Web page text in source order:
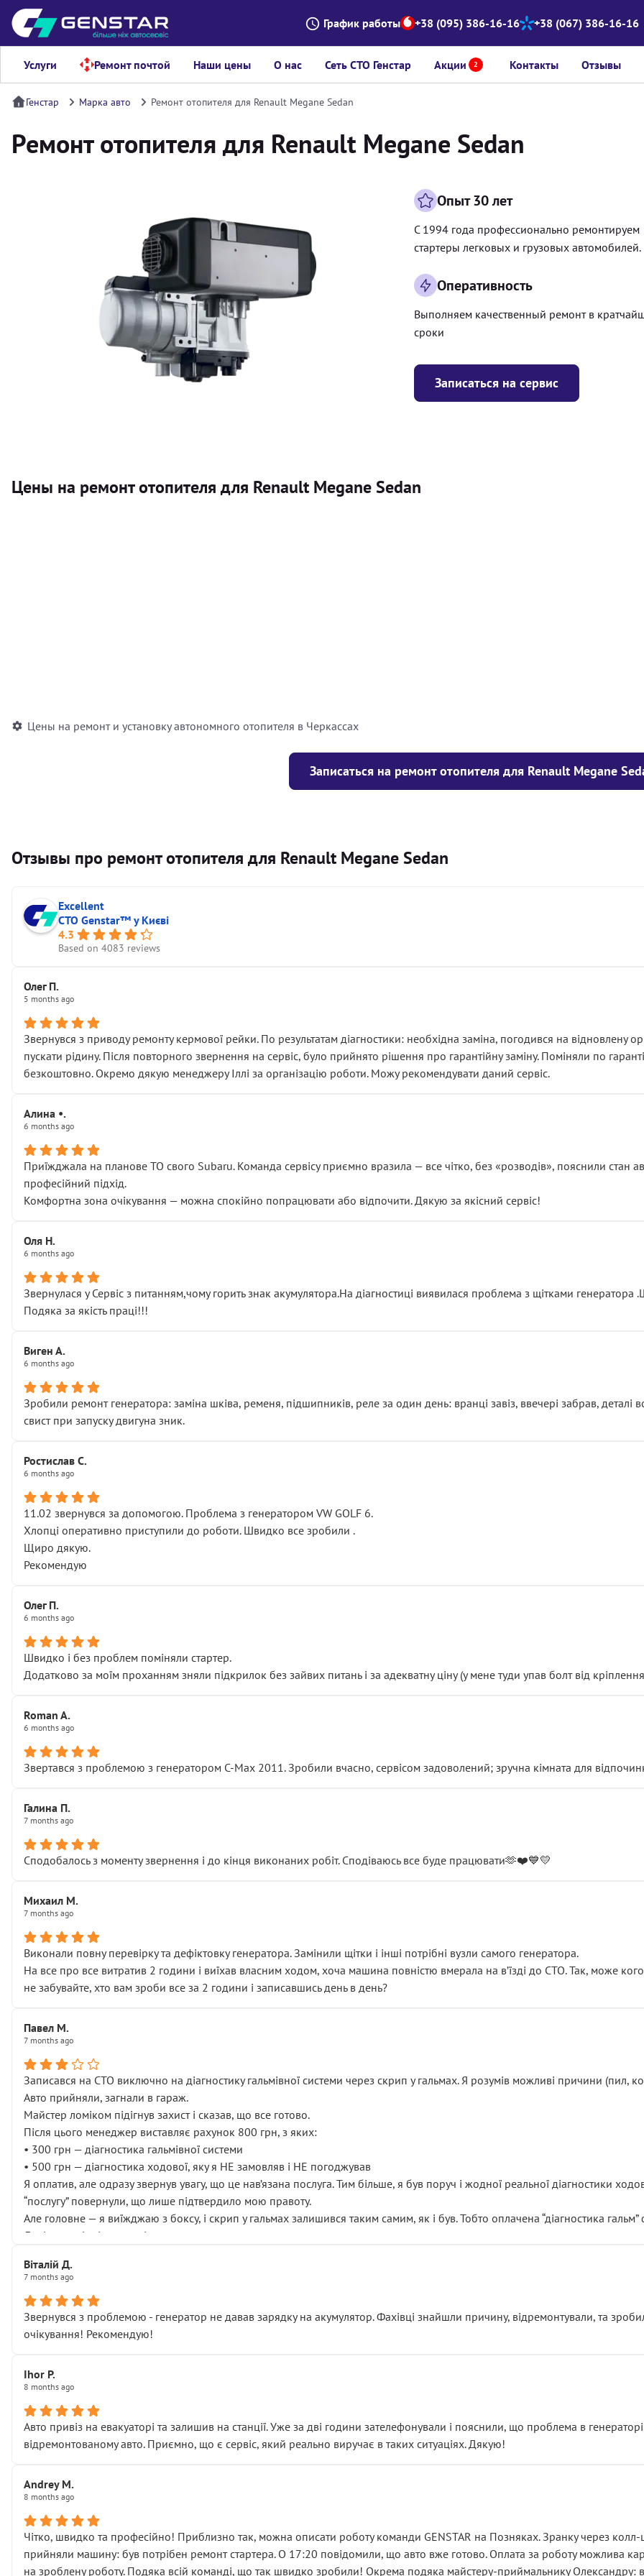
График работы +38 (095) 386-16-16 +38 (067) 386-16-16
Услуги Ремонт почтой Наши цены О нас Сеть СТО Генстар Акции 2 Контакты Отзывы
Генстар Марка авто Ремонт отопителя для Renault Megane Sedan
Ремонт отопителя для Renault Megane Sedan
Записаться на сервис
Опыт 30 лет
С 1994 года профессионально ремонтируем
стартеры легковых и грузовых автомобилей.
Оперативность
Выполняем качественный ремонт в
сроки
Цены на ремонт отопителя для Renault Megane Sedan
Цены на ремонт и установку автономного отопителя в Черкассах
Записаться на ремонт отопителя для Renault Megane
Отзывы про ремонт отопителя для Renault Megane Sedan
Excellent
СТО Genstar™ у Києві
4.3
Based on 4083 reviews
Олег П.
5 months ago
Звернувся з приводу ремонту кермової рейки. По результатам діагностики: необхідна заміна, погодився на відновлену
пускати рідину. Після повторного звернення на сервіс, було прийнято рішення про гарантійну заміну. Поміняли по
безкоштовно. Окремо дякую менеджеру Іллі за організацію роботи. Можу рекомендувати даний сервіс.
Алина •.
6 months ago
Приїжджала на планове ТО свого Subaru. Команда сервісу приємно вразила — все чітко, без «розводів», пояснили стан
професійний підхід.
Комфортна зона очікування — можна спокійно попрацювати або відпочити. Дякую за якісний сервіс!
Оля Н.
6 months ago
Звернулася у Сервіс з питанням,чому горить знак акумулятора.На діагностиці виявилася проблема з щітками
Подяка за якість праці!!!
Виген А.
6 months ago
Зробили ремонт генератора: заміна шківа, ременя, підшипників, реле за один день: вранці завіз, ввечері забрав, деталі
свист при запуску двигуна зник.
Ростислав С.
6 months ago
11.02 звернувся за допомогою. Проблема з генератором VW GOLF 6.
Хлопці оперативно приступили до роботи. Швидко все зробили .
Щиро дякую.
Рекомендую
Олег П.
6 months ago
Швидко і без проблем поміняли стартер.
Додатково за моїм проханням зняли підкрилок без зайвих питань і за адекватну ціну (у мене туди упав болт від
Roman A.
6 months ago
Звертався з проблемою з генератором C-Max 2011. Зробили вчасно, сервісом задоволений; зручна кімната для
Галина П.
7 months ago
Сподобалось з моменту звернення і до кінця виконаних робіт. Сподіваюсь все буде працювати🫶❤️💙💛
Михаил М.
7 months ago
Виконали повну перевірку та дефіктовку генератора. Замінили щітки і інші потрібні вузли самого генератора.
На все про все витратив 2 години і виїхав власним ходом, хоча машина повністю вмерала на вʼїзді до СТО. Так, може
не забувайте, хто вам зроби все за 2 години і записавшись день в день?
Павел М.
7 months ago
Записався на СТО виключно на діагностику гальмівної системи через скрип у гальмах. Я розумів можливі причини (пил,
Авто прийняли, загнали в гараж.
Майстер ломіком підігнув захист і сказав, що все готово.
Після цього менеджер виставляє рахунок 800 грн, з яких:
• 300 грн — діагностика гальмівної системи
• 500 грн — діагностика ходової, яку я НЕ замовляв і НЕ погоджував
Я оплатив, але одразу звернув увагу, що це нав’язана послуга. Тим більше, я був поруч і жодної реальної діагностики
“послугу” повернули, що лише підтвердило мою правоту.
Але головне — я виїжджаю з боксу, і скрип у гальмах залишився таким самим, як і був. Тобто оплачена “діагностика
Далі ситуація тільки погіршилась:
• що біля авто стояти вже не можна
( ну все зняли та доробили) дякую!
Окремий момент, який виглядає абсурдно:
мені заявили, що бачок гальмівної рідини потрібно міняти разом із головним гальмівним циліндром у зборі.
Що прикро — це не перший мій візит. Раніше міняв у вас стартер, і тоді сервіс наче справив хороше враження. Але
пояснили, що це “старі гайки, які відкручували”, і попросили не хвилюватися. ( надіюсь новий власник, не застяг в полі))
Але після нинішнього візиту такі дрібниці вже не здаються дрібницями.
Я — клієнт, який працює на довірі, і саме її цей сервіс серйозно підірвав.
Хотілося б більше:
• прозорості в роботах і рахунках
• реальної діагностики, а не формального “подивились і поїхав”
На жаль, складається враження, що сервіс працює не на якість, а “аби швидше і дорожче”. Саме це і псує загальне
Стосовно комунікації - все добре
Віталій Д.
7 months ago
Звернувся з проблемою - генератор не давав зарядку на акумулятор. Фахівці знайшли причину, відремонтували, та
очікування! Рекомендую!
Ihor P.
8 months ago
Авто привіз на евакуаторі та залишив на станції. Уже за дві години зателефонували і пояснили, що проблема в
відремонтованому авто. Приємно, що є сервіс, який реально виручає в таких ситуаціях. Дякую!
Andrey M.
8 months ago
Чітко, швидко та професійно! Приблизно так, можна описати роботу команди GENSTAR на Позняках. Зранку через колл-
прийняли машину: був потрібен ремонт стартера. О 17:20 повідомили, що авто вже готово. Оплата за роботу можлива
на зроблену роботу. Подяка всій команді, що так швидко зробили! Окрема подяка майстеру-приймальнику Олександру: